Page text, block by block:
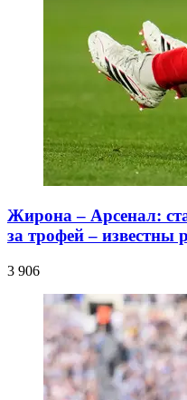
Жирона – Арсенал:
за трофей –
3 906